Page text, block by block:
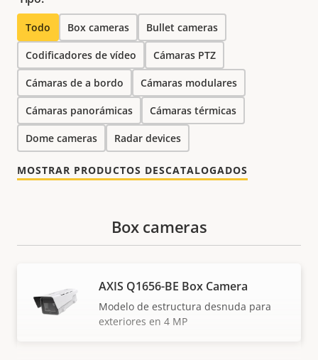
Todo Box cameras Bullet cameras
Codificadores de vídeo Cámaras PTZ
Cámaras de a bordo Cámaras modulares
Cámaras panorámicas Cámaras térmicas
Dome cameras Radar devices
MOSTRAR PRODUCTOS DESCATALOGADOS
Box cameras
AXIS Q1656-BE Box Camera
Modelo de estructura desnuda para
exteriores en 4 MP